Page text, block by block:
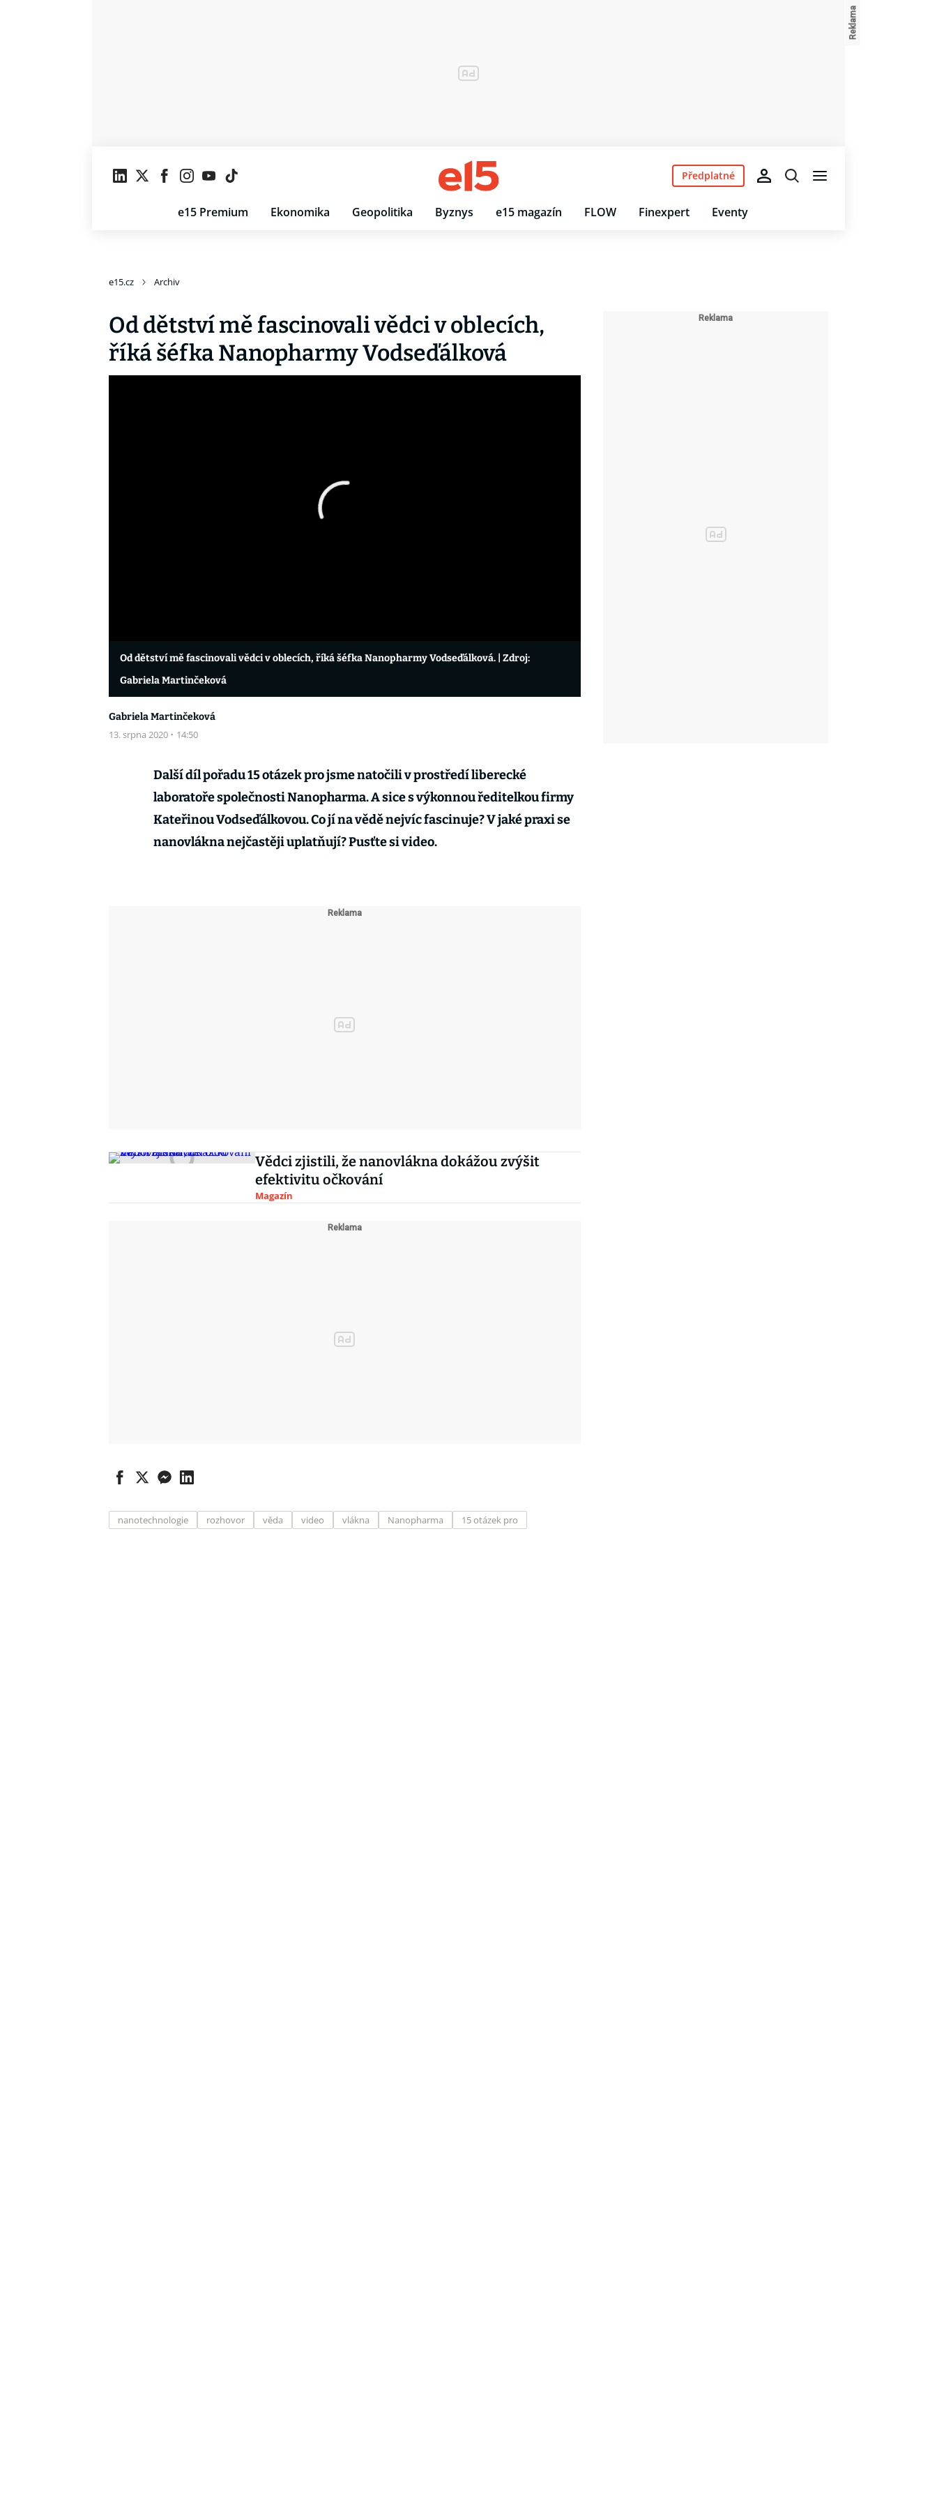
e15 Premium Ekonomika Geopolitika Byznys e15 magazín FLOW Finexpert Eventy
Předplatné
e15.cz Archiv
Od dětství mě fascinovali vědci v oblecích,
říká šéfka Nanopharmy Vodseďálková
Od dětství mě fascinovali vědci v oblecích, říká šéfka Nanopharmy Vodseďálková. | Zdroj:
Gabriela Martinčeková
Gabriela Martinčeková
13. srpna 2020 · 14:50
Další díl pořadu 15 otázek pro jsme natočili v prostředí liberecké
laboratoře společnosti Nanopharma. A sice s výkonnou ředitelkou firmy
Kateřinou Vodseďálkovou. Co jí na vědě nejvíc fascinuje? V jaké praxi se
nanovlákna nejčastěji uplatňují? Pusťte si video.
Vědci zjistili, že nanovlákna dokážou zvýšit
efektivitu očkování
Magazín
nanotechnologie rozhovor věda video vlákna Nanopharma 15 otázek pro